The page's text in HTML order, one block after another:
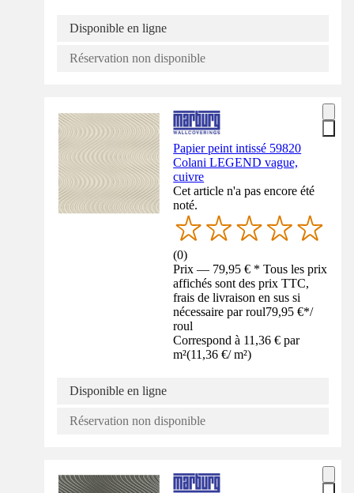
Disponible en ligne
Réservation non disponible
Papier peint intissé 59820
Colani LEGEND vague,
cuivre
Cet article n'a pas encore été
noté.
(0)
Prix — 79,95 € * Tous les prix
affichés sont des prix TTC,
frais de livraison en sus si
nécessaire par roul79,95 €*/
roul
Correspond à 11,36 € par
m²(11,36 €/ m²)
Disponible en ligne
Réservation non disponible